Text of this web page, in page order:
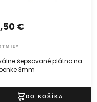
šepsované plátno na
3mm
€